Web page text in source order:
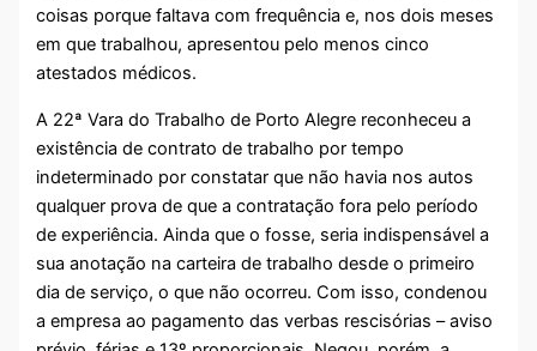
coisas porque faltava com frequência e, nos dois meses
em que trabalhou, apresentou pelo menos cinco
atestados médicos.
A 22ª Vara do Trabalho de Porto Alegre reconheceu a
existência de contrato de trabalho por tempo
indeterminado por constatar que não havia nos autos
qualquer prova de que a contratação fora pelo período
de experiência. Ainda que o fosse, seria indispensável a
sua anotação na carteira de trabalho desde o primeiro
dia de serviço, o que não ocorreu. Com isso, condenou
a empresa ao pagamento das verbas rescisórias – aviso